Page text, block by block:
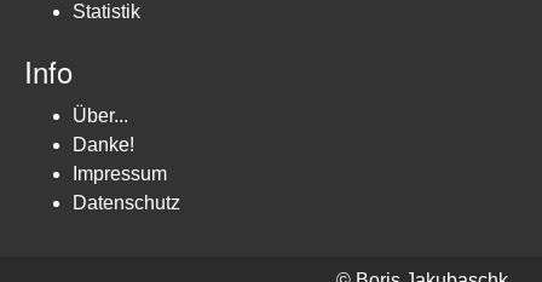
Statistik
Info
Über...
Danke!
Impressum
Datenschutz